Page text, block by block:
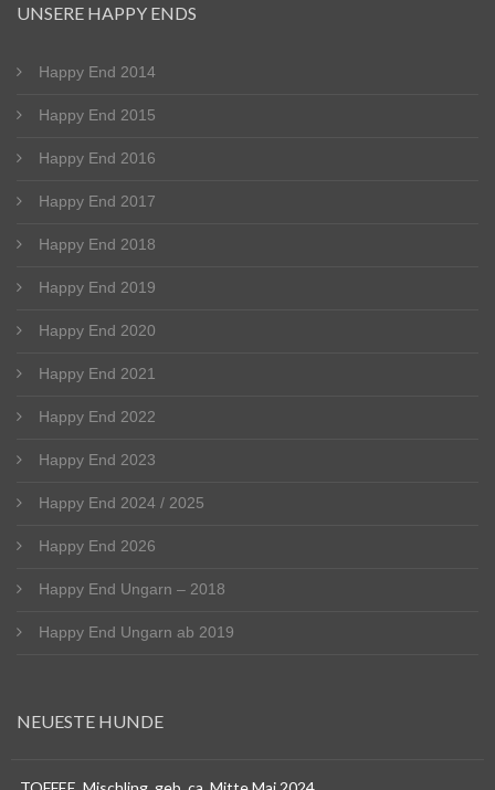
UNSERE HAPPY ENDS
Happy End 2014
Happy End 2015
Happy End 2016
Happy End 2017
Happy End 2018
Happy End 2019
Happy End 2020
Happy End 2021
Happy End 2022
Happy End 2023
Happy End 2024 / 2025
Happy End 2026
Happy End Ungarn – 2018
Happy End Ungarn ab 2019
NEUESTE HUNDE